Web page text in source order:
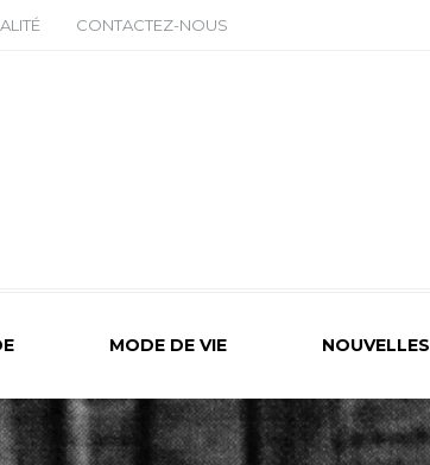
CONTACTEZ-NOUS
MODE DE VIE NOUVELLES